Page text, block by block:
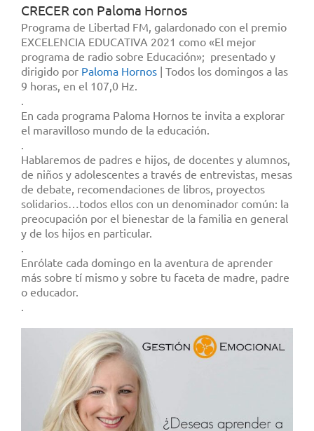
CRECER con Paloma Hornos
Programa de Libertad FM, galardonado con el premio
EXCELENCIA EDUCATIVA 2021 como «El mejor
programa de radio sobre Educación»; presentado y
dirigido por Paloma Hornos | Todos los domingos a las
9 horas, en el 107,0 Hz.
En cada programa Paloma Hornos te invita a explorar
el maravilloso mundo de la educación.
Hablaremos de padres e hijos, de docentes y alumnos,
de niños y adolescentes a través de entrevistas, mesas
de debate, recomendaciones de libros, proyectos
solidarios…todos ellos con un denominador común: la
preocupación por el bienestar de la familia en general
y de los hijos en particular.
Enrólate cada domingo en la aventura de aprender
más sobre tí mismo y sobre tu faceta de madre, padre
o educador.